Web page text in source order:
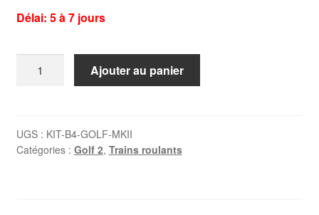
Délai: 5 à 7 jours
Bilstein
B4
Ajouter au panier
UGS : KIT-B4-GOLF-MKII
Catégories : Golf 2, Trains roulants